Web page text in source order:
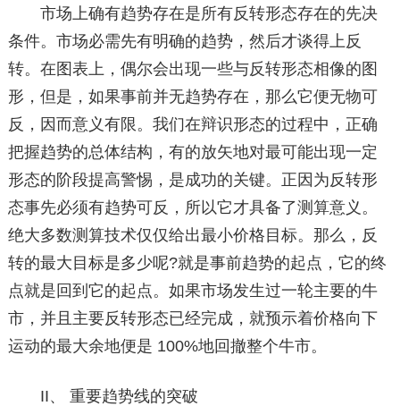
市场上确有趋势存在是所有反转形态存在的先决
条件。市场必需先有明确的趋势，然后才谈得上反
转。在图表上，偶尔会出现一些与反转形态相像的图
形，但是，如果事前并无趋势存在，那么它便无物可
反，因而意义有限。我们在辩识形态的过程中，正确
把握趋势的总体结构，有的放矢地对最可能出现一定
形态的阶段提高警惕，是成功的关键。正因为反转形
态事先必须有趋势可反，所以它才具备了测算意义。
绝大多数测算技术仅仅给出最小价格目标。那么，反
转的最大目标是多少呢?就是事前趋势的起点，它的终
点就是回到它的起点。如果市场发生过一轮主要的牛
市，并且主要反转形态已经完成，就预示着价格向下
运动的最大余地便是 100%地回撤整个牛市。
II、 重要趋势线的突破